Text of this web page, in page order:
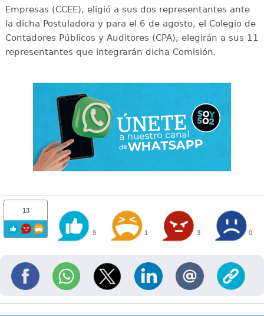
Empresas (CCEE), eligió a sus dos representantes ante
la dicha Postuladora y para el 6 de agosto, el Colegio de
Contadores Públicos y Auditores (CPA), elegirán a sus 11
representantes que integrarán dicha Comisión.
13
9 1 3 0